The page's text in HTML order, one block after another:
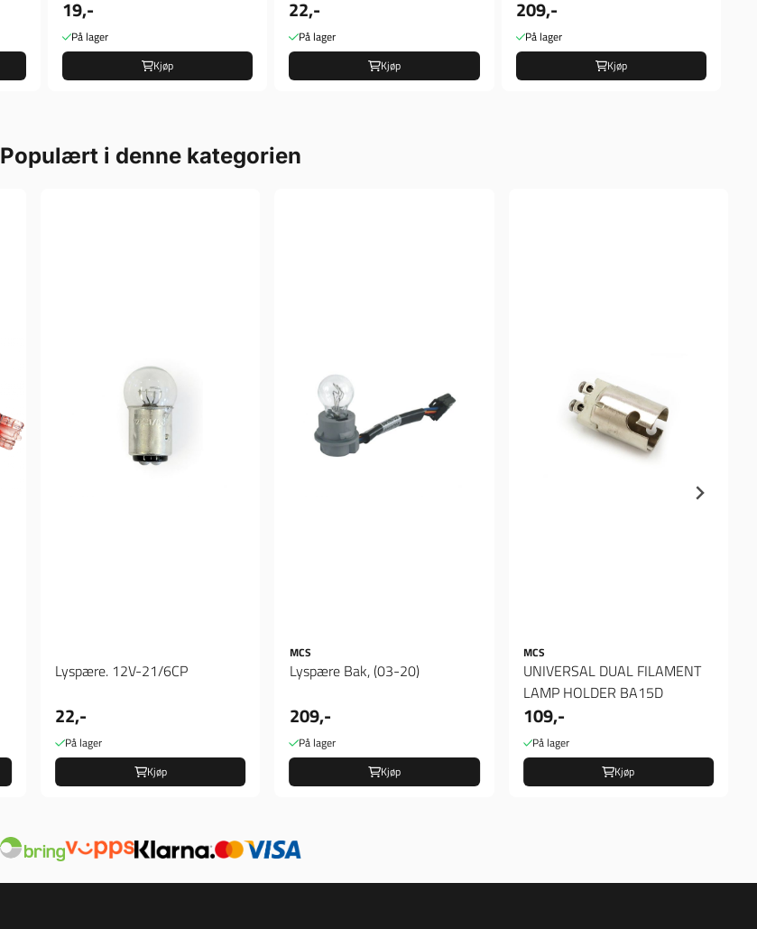
19,-
På lager
Kjøp
22,-
På lager
Kjøp
209,-
På lager
Kjøp
Populært i denne kategorien
Lyspære. 12V-21/6CP
22,-
På lager
Kjøp
MCS
Lyspære Bak, (03-20)
209,-
På lager
Kjøp
MCS
UNIVERSAL DUAL FILAMENT
LAMP HOLDER BA15D
109,-
På lager
Kjøp